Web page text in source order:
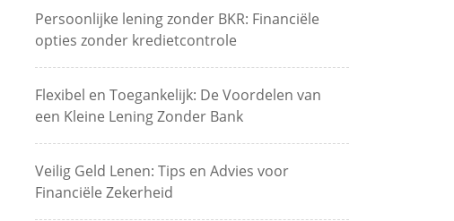
Persoonlijke lening zonder BKR: Financiële
opties zonder kredietcontrole
Flexibel en Toegankelijk: De Voordelen van
een Kleine Lening Zonder Bank
Veilig Geld Lenen: Tips en Advies voor
Financiële Zekerheid